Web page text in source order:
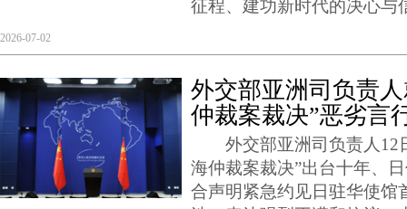
征程、建功新时代的决心与
2026-07-02
外交部亚洲司负责
仲裁案裁决”恶劣言
外交部亚洲司负责人12
海仲裁案裁决”出台十年、
合声明紧急约见日驻华使馆